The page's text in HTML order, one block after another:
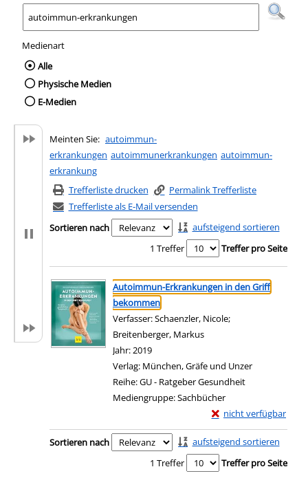
Medienart
Wählen Sie die Medienart nach der Sie
Alle
Physische Medien
E-Medien
Meinten Sie: autoimmun-
erkrankungen autoimmunerkrankungen autoimmun-
erkrankung
Trefferliste drucken
Permalink Trefferliste
Trefferliste als E-Mail versenden
Sortieren nach
aufsteigend sortieren
1 Treffer
Treffer pro Seite
Suchergebnis
Zu den Suchfiltern springen
Autoimmun-Erkrankungen in den Griff
bekommen
Verfasser:Schaenzler, Nicole;
Breitenberger, Markus
Jahr:2019
Verlag: München, Gräfe und Unzer
Reihe:GU - Ratgeber Gesundheit
Mediengruppe:Sachbücher
nicht verfügbar
Exemplar-Details von
Zum Download von
Zu den Suchfiltern springen
Sortieren nach
aufsteigend sortieren
1 Treffer
Treffer pro Seite